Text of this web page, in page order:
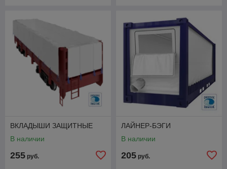
ВКЛАДЫШИ ЗАЩИТНЫЕ
В наличии
255 руб.
ЛАЙНЕР-БЭГИ
В наличии
205 руб.